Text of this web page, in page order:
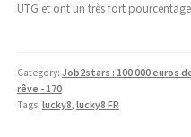
UTG et ont un très fort
Category: Job2stars : 100 000 euros
rêve - 170
Tags: lucky8, lucky8 FR